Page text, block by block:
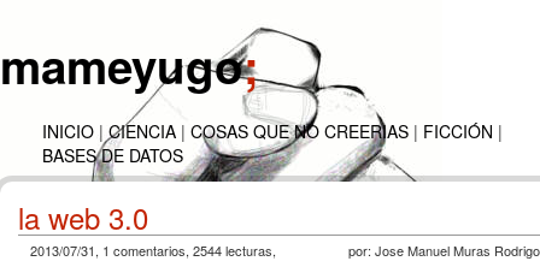
mameyugo;
INICIO | CIENCIA | COSAS QUE NO CREERIAS | FICCIÓN |
BASES DE DATOS
la web 3.0
2013/07/31, 1 comentarios, 2544 lecturas, por: Jose Manuel Muras Rodrigo